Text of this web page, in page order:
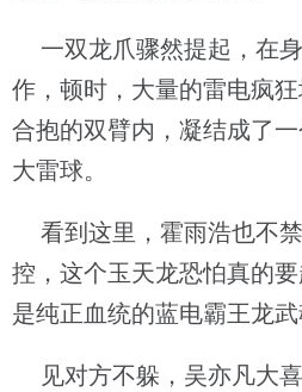
一双龙爪骤然提起，在
作，顿时，大量的雷电疯
合抱的双臂内，凝结成了
大雷球。
看到这里，霍雨浩也不
控，这个玉天龙恐怕真的
是纯正血统的蓝电霸王龙武
见对方不躲，吴亦凡大